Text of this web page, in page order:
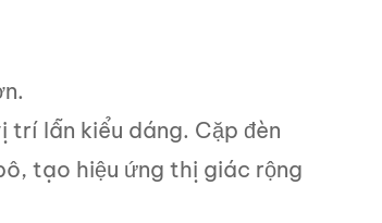
lẫn kiểu dáng. Cặp đèn
tạo hiệu ứng thị giác rộng